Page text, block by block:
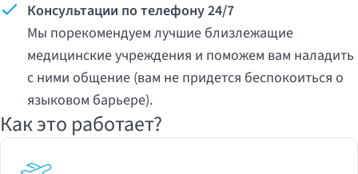
Консультации по телефону 24/7
Мы порекомендуем лучшие близлежащие
медицинские учреждения и поможем вам наладить
с ними общение (вам не придется беспокоиться о
языковом барьере).
Как это работает?